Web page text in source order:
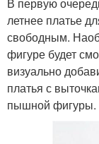
летнее платье
свободным.
фигуре будет
визуально
платья с
пышной фигуры.